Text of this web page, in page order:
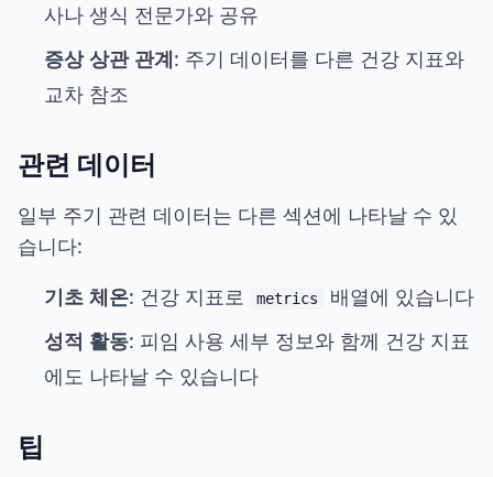
사나 생식 전문가와 공유
증상 상관 관계: 주기 데이터를 다른 건강 지표와
교차 참조
관련 데이터
일부 주기 관련 데이터는 다른 섹션에 나타날 수 있
습니다:
기초 체온: 건강 지표로 metrics
배열에 있습니다
성적 활동: 피임 사용 세부 정보와 함께 건강 지표
에도 나타날 수 있습니다
팁